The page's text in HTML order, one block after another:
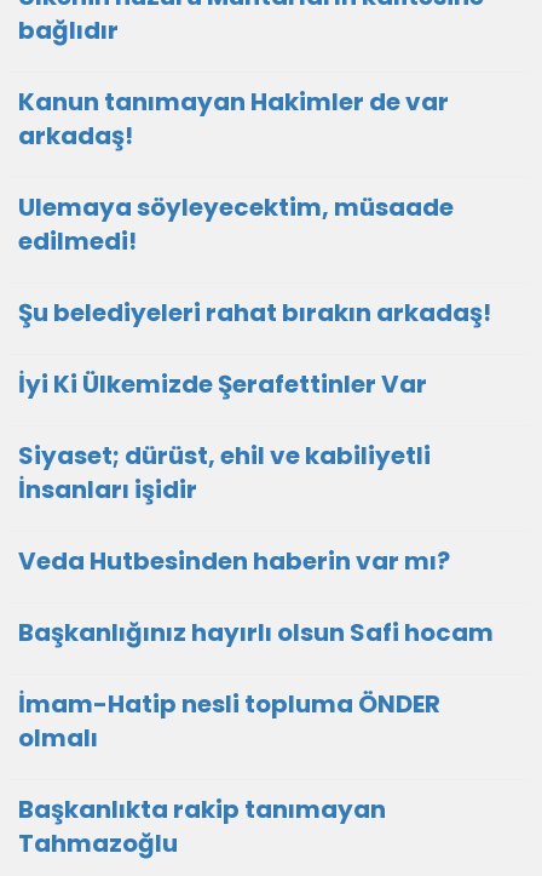
bağlıdır
Kanun tanımayan Hakimler de var
arkadaş!
Ulemaya söyleyecektim, müsaade
edilmedi!
Şu belediyeleri rahat bırakın arkadaş!
İyi Ki Ülkemizde Şerafettinler Var
Siyaset; dürüst, ehil ve kabiliyetli
İnsanları işidir
Veda Hutbesinden haberin var mı?
Başkanlığınız hayırlı olsun Safi hocam
İmam-Hatip nesli topluma ÖNDER
olmalı
Başkanlıkta rakip tanımayan
Tahmazoğlu